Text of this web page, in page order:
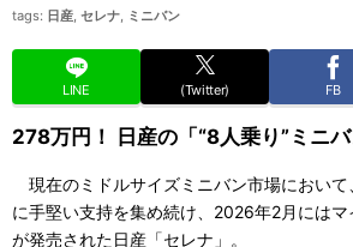
tags: 日産, セレナ, ミニバン
LINE (Twitter) FB
278万円！ 日産の「“8人乗り”ミニバ
現在のミドルサイズミニバン市場におい
に手堅い支持を集め続け、2026年2月には
が発売された日産「セレナ」。